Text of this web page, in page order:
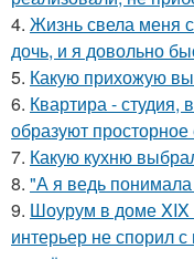
4. Жизнь свела меня
дочь, и я довольно
5. Какую прихожую
6. Квартира - студия,
образуют
7. Какую кухню
8. "А я ведь
9. Шоурум в доме XIX
интерьер не спорил